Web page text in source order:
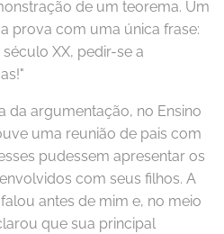
de um teorema. Um
prova com uma única frase:
XX, pedir-se a
da argumentação, no Ensino
uma reunião de pais com
pudessem apresentar os
com seus filhos. A
antes de mim e, no meio
que sua principal